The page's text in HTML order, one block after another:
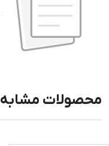
محصولات مشابه